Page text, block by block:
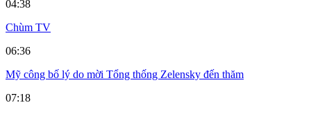
04:38
Chùm TV
06:36
Mỹ công bố lý do mời Tổng thống Zelensky đến thăm
07:18